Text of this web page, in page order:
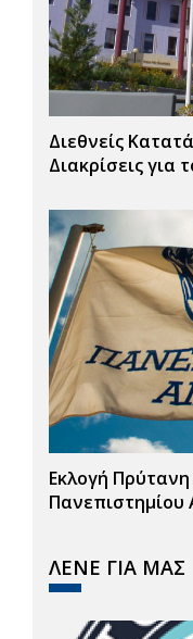
Διεθνείς
Διακρίσεις για
Εκλογή
Πανεπιστημίου
ΛΕΝΕ ΓΙΑ ΜΑΣ